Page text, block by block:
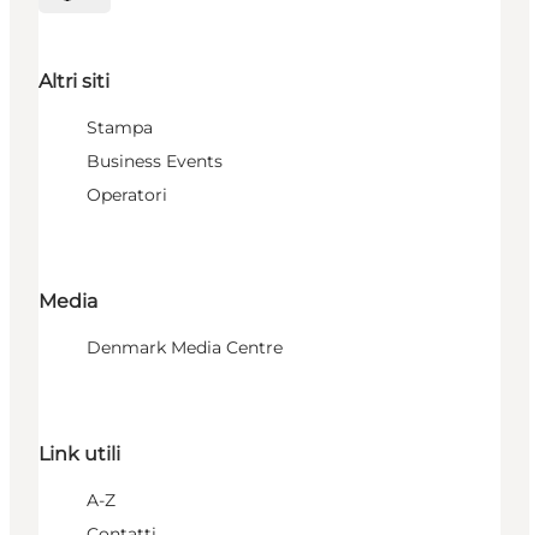
Altri siti
Stampa
Business Events
Operatori
Media
Denmark Media Centre
Link utili
A-Z